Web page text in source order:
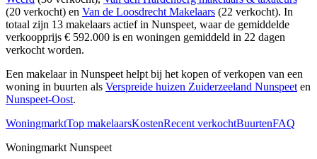
(20 verkocht) en Van de Loosdrecht Makelaars (22 verkocht). In
totaal zijn 13 makelaars actief in Nunspeet, waar de gemiddelde
verkoopprijs € 592.000 is en woningen gemiddeld in 22 dagen
verkocht worden.
Een makelaar in Nunspeet helpt bij het kopen of verkopen van een
woning in buurten als Verspreide huizen Zuiderzeeland Nunspeet en
Nunspeet-Oost.
WoningmarktTop makelaarsKostenRecent verkochtBuurtenFAQ
Woningmarkt Nunspeet